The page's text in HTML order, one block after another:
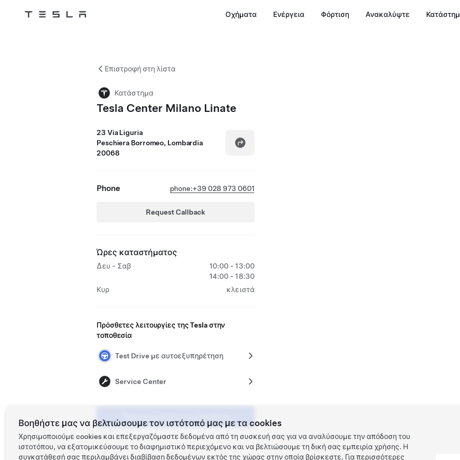
Tesla Οχήματα Ενέργεια Φόρτιση Ανακαλύψτε
Επιστροφή στη λίστα
Κατάστημα
Tesla Center Milano Linate
23 Via Liguria
Peschiera Borromeo, Lombardia
20068
Phone phone:+39 028 973 0601
Request Callback
Ώρες καταστήματος
Δευ - Σαβ
10:00 - 13:00
14:00 - 18:30
Κυρ
κλειστά
Πρόσθετες λειτουργίες της Tesla στην
τοποθεσία
Test Drive με αυτοεξυπηρέτηση
Service Center
Βοηθήστε μας να βελτιώσουμε τον ιστότοπό μας με τα cookies
Χρησιμοποιούμε cookies και επεξεργαζόμαστε δεδομένα από τη συσκευή σας για να αναλύσουμε την απόδοση του
ιστοτόπου, να εξατομικεύσουμε το διαφημιστικό περιεχόμενο και να βελτιώσουμε τη δική σας εμπειρία χρήσης. Η
συγκατάθεσή σας περιλαμβάνει διαβίβαση δεδομένων εκτός της χώρας στην οποία βρίσκεστε. Για περισσότερες